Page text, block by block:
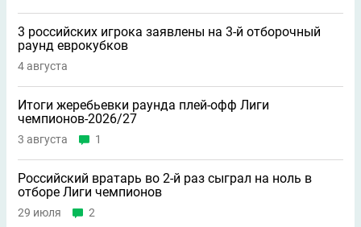
3 российских игрока заявлены на 3-й отборочный
раунд еврокубков
4 августа
Итоги жеребьевки раунда плей-офф Лиги
чемпионов-2026/27
3 августа 1
Российский вратарь во 2-й раз сыграл на ноль в
отборе Лиги чемпионов
29 июля 2